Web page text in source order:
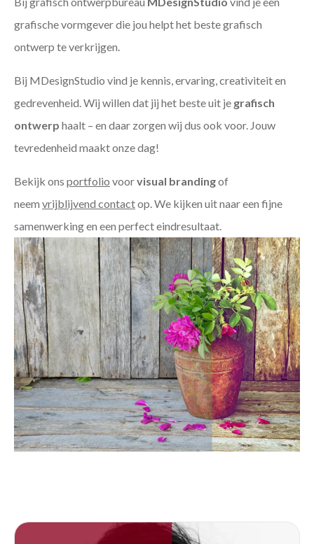
grafische vormgever die jou helpt het beste grafisch
ontwerp te verkrijgen.
Bij MDesignStudio vind je kennis, ervaring, creativiteit en
gedrevenheid. Wij willen dat jij het beste uit je grafisch
ontwerp haalt – en daar zorgen wij dus ook voor. Jouw
tevredenheid maakt onze dag!
Bekijk ons portfolio voorvisual brandingof
neem vrijblijvend contactop. We kijken uit naar een fijne
samenwerking en een perfect eindresultaat.